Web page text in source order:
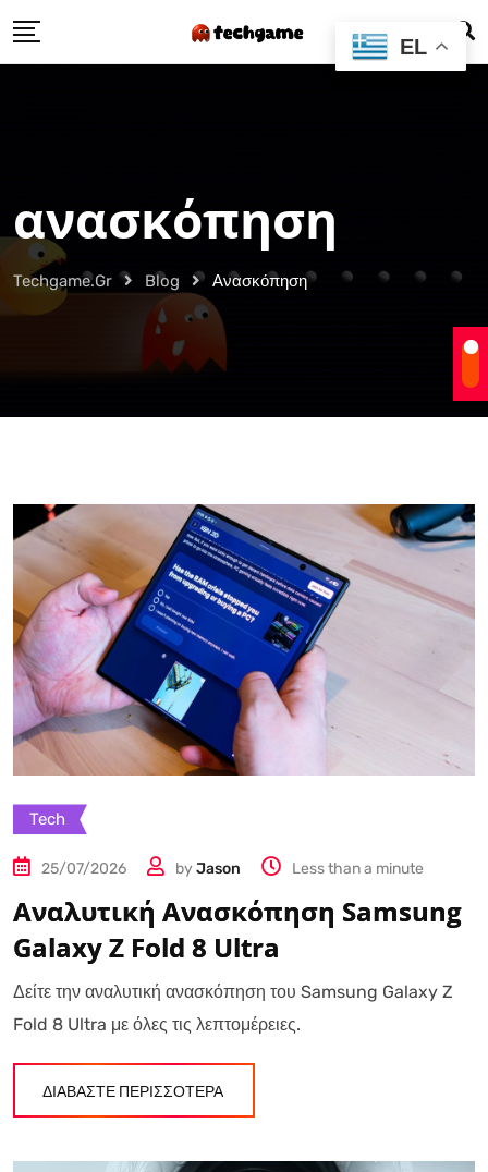
to
ανασκόπηση
Techgame.gr Blog Ανασκόπηση
Tech
25/07/2026 by Jason Less than a minute
Αναλυτική Ανασκόπηση Samsung
Galaxy Z Fold 8 Ultra
Δείτε την αναλυτική ανασκόπηση του Samsung Galaxy Z
Fold 8 Ultra με όλες τις λεπτομέρειες.
ΔΙΑΒΑΣΤΕ ΠΕΡΙΣΣΟΤΕΡΑ
EL